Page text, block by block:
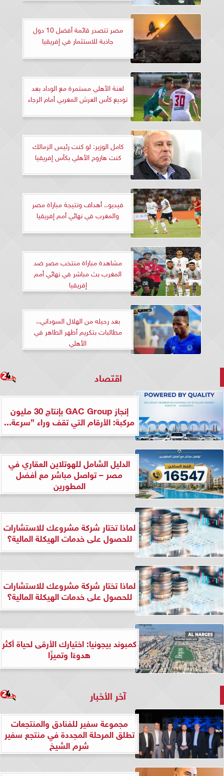
مصر تتصدر قائمة أفضل 10 دول
جاذبة للاستثمار في إفريقيا
لعنة الأهلي مستمرة مع الوداد بعد
توديع كأس العرش المغربي أمام الرجاء
كامل الوزير: لو كنت رئيس الزمالك
كنت هاروح الأهلي بكأس إفريقيا
فيديو.. أهداف ونتيجة مباراة مصر
والمغرب في نهائي أمم إفريقيا
مشاهدة مباراة منتخب مصر ضد
المغرب بث مباشر في نهائي أمم
إفريقيا
بعد رحيله من الهلال السوداني..
مطالبات بتكريم أطهر الطاهر في
الأهلي
اقتصاد
إنجاز GAC Group بإنتاج 30 مليون
مركبة: الأرقام التي تقف وراء ”سرعة...
الدليل الشامل للهوتلاين العقاري في
مصر – تواصل مباشر مع أفضل
المطورين
لماذا تختار شركة مشروعك للاستشارات
للحصول على خدمات الهيكلة المالية؟
لماذا تختار شركة مشروعك للاستشارات
للحصول على خدمات الهيكلة المالية؟
كمبوند بيجونيا: اختيارك الأرقى لحياة أكثر
هدوءًا وتميزًا
آخر الأخبار
مجموعة سفير للفنادق والمنتجعات
تطلق المرحلة المجددة في منتجع سفير
شرم الشيخ